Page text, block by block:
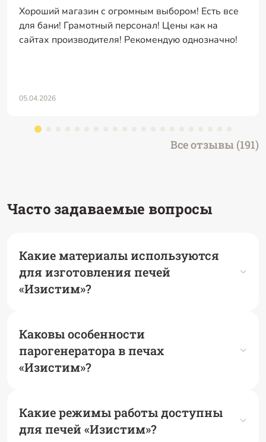
Хороший магазин с огромным выбором! Есть все
для бани! Грамотный персонал! Цены как на
сайтах производителя! Рекомендую однозначно!
05.04.2026
Все отзывы (191)
Часто задаваемые вопросы
Какие материалы используются
для изготовления печей
«Изистим»?
Каковы особенности
парогенератора в печах
«Изистим»?
Какие режимы работы доступны
для печей «Изистим»?